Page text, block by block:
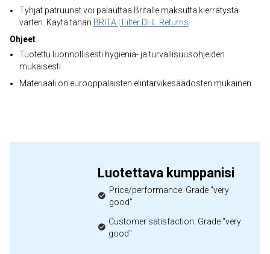
Tyhjät patruunat voi palauttaa Britalle maksutta kierrätystä
varten. Käytä tähän BRITA | Filter DHL Returns
Ohjeet
Tuotettu luonnollisesti hygienia- ja turvallisuusohjeiden
mukaisesti
Materiaali on eurooppalaisten elintarvikesäädösten mukainen
Luotettava kumppanisi
Price/performance: Grade "very
good"
Customer satisfaction: Grade "very
good"